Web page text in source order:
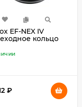
EF-NEX IV
кольцо
EF